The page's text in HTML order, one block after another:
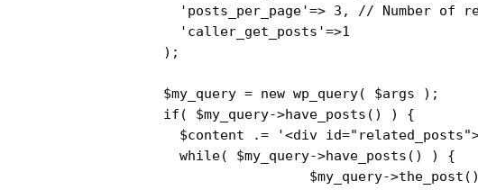
'posts_per_page'=> 3 , // Number of
'caller_get_posts'=>1
$my_query = new wp_query( $args );
if ( $my_query->have_posts () ) {
$content .= '<div
while( $my_query->have_posts () ) {
$my_query->the_post